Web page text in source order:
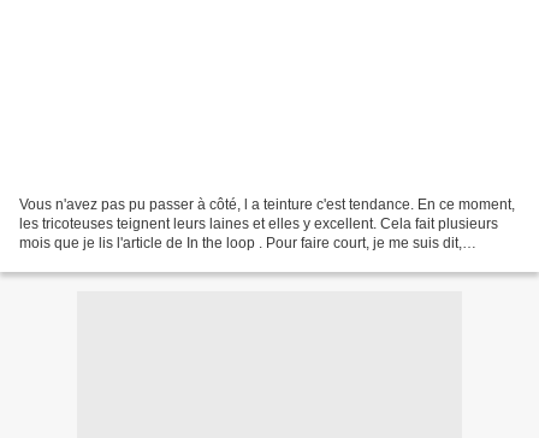
Vous n'avez pas pu passer à côté, l a teinture c'est tendance. En ce moment,
les tricoteuses teignent leurs laines et elles y excellent. Cela fait plusieurs
mois que je lis l'article de In the loop . Pour faire court, je me suis dit,